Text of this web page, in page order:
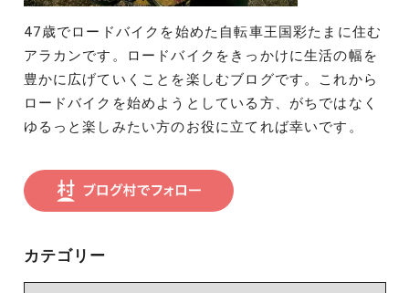
47歳でロードバイクを始めた自転車王国彩たまに住む
アラカンです。ロードバイクをきっかけに生活の幅を
豊かに広げていくことを楽しむブログです。これから
ロードバイクを始めようとしている方、がちではなく
ゆるっと楽しみたい方のお役に立てれば幸いです。
カテゴリー